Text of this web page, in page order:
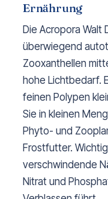
Ernährung
Die Acropora Walt
überwiegend
Zooxanthellen
hohe Lichtbedarf.
feinen Polypen
Sie in kleinen
Phyto- und
Frostfutter.
verschwindende
Nitrat und